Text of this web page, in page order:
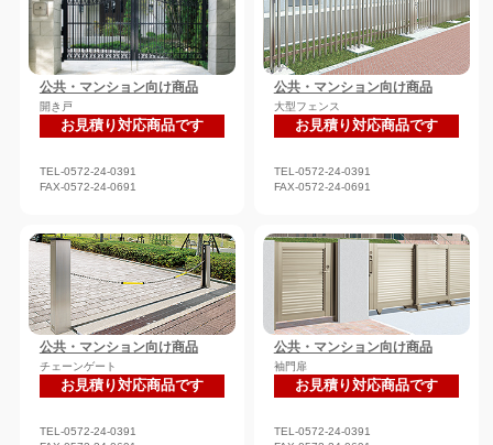
公共・マンション向け商品
開き戸
お見積り対応商品です
TEL-0572-24-0391
FAX-0572-24-0691
公共・マンション向け商品
大型フェンス
お見積り対応商品です
TEL-0572-24-0391
FAX-0572-24-0691
公共・マンション向け商品
チェーンゲート
お見積り対応商品です
TEL-0572-24-0391
公共・マンション向け商品
袖門扉
お見積り対応商品です
TEL-0572-24-0391